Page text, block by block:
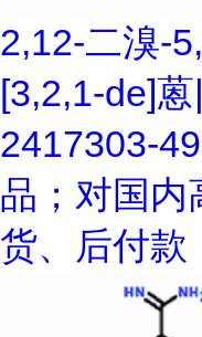
2,12-二溴-
[3,2,1-de]蒽
2417303-
品；对国内
货、后付款